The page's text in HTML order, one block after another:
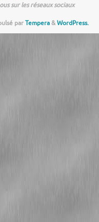
sur les réseaux sociaux
parTempera&WordPress.